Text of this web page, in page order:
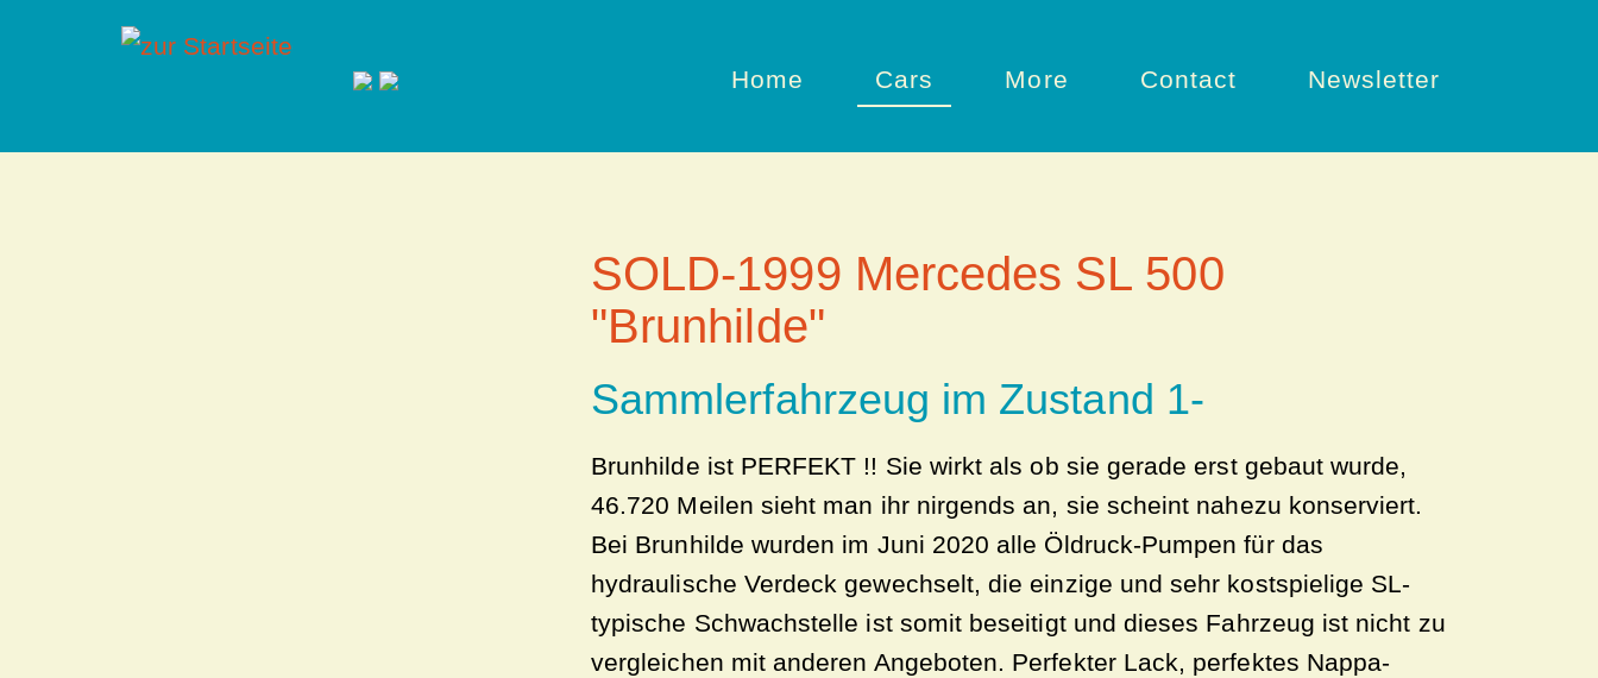
Home Cars More Contact Newsletter
SOLD-1999 Mercedes SL 500
"Brunhilde"
Sammlerfahrzeug im Zustand 1-
Brunhilde ist PERFEKT !! Sie wirkt als ob sie gerade erst gebaut wurde,
46.720 Meilen sieht man ihr nirgends an, sie scheint nahezu konserviert.
Bei Brunhilde wurden im Juni 2020 alle Öldruck-Pumpen für das
hydraulische Verdeck gewechselt, die einzige und sehr kostspielige SL-
typische Schwachstelle ist somit beseitigt und dieses Fahrzeug ist nicht zu
vergleichen mit anderen Angeboten. Perfekter Lack, perfektes Nappa-